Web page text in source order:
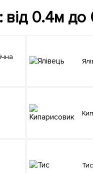
від 0.4м
Тис